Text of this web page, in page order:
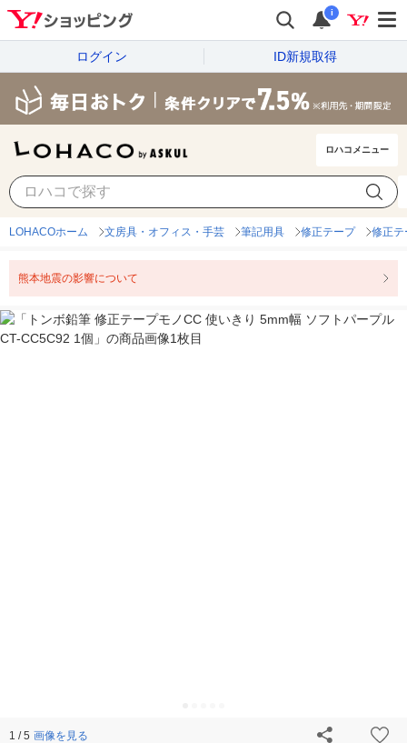
i
ログイン ID新規取得
ロハコメニュー
LOHACOホーム 文房具・オフィス・手芸 筆記用具 修正テープ 修正テ
熊本地震の影響について
1 / 5 画像を見る